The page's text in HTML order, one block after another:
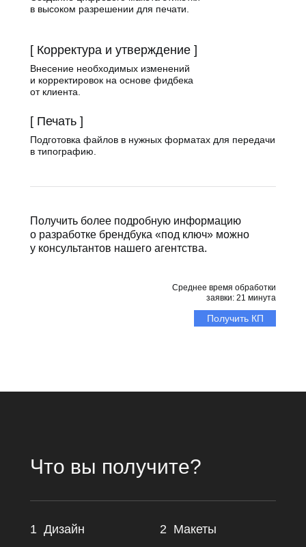
в высоком разрешении для печати.
Среднее время обработки
заявки: 21 минута
Получить более подробную информацию
о разработке брендбука «под ключ» можно
у консультантов нашего агентства.
Подготовка файлов в нужных форматах для передачи
в типографию.
[ Печать ]
[ Корректура и утверждение ]
Внесение необходимых изменений
и корректировок на основе фидбека
от клиента.
Получить КП
Что вы получите?
1 Дизайн 2 Макеты